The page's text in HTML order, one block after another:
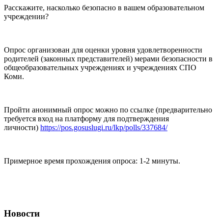
Расскажите, насколько безопасно в вашем образовательном
учреждении?
Опрос организован для оценки уровня удовлетворенности
родителей (законных представителей) мерами безопасности в
общеобразовательных учреждениях и учреждениях СПО
Коми.
Пройти анонимный опрос можно по ссылке (предварительно
требуется вход на платформу для подтверждения
личности) https://pos.gosuslugi.ru/lkp/polls/337684/
Примерное время прохождения опроса: 1-2 минуты.
Новости